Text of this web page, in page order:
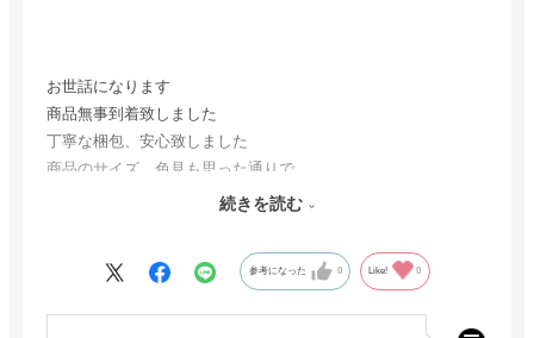
お世話になります
商品無事到着致しました
丁寧な梱包、安心致しました
商品のサイズ、色見も思った通りで
また、艶感、肌触り等も大満足の逸品でした
続きを読む
参考になった 0 Like! 0